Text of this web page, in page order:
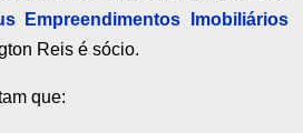
Empreendimentos Imobiliários
Reis é sócio.
que: